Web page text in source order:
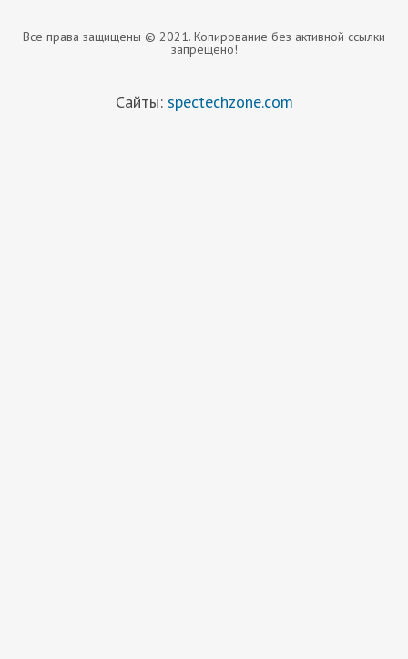
Все права защищены © 2021. Копирование без активной ссылки
запрещено!
Сайты: spectechzone.com